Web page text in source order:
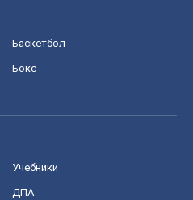
Баскетбол
Бокс
Учебники
ДПА